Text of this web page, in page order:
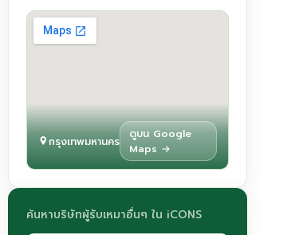
กรุงเทพมหานคร
ดูบน Google
Maps →
ค้นหาบริษัทผู้รับเหมาอื่นๆ ใน iCONS